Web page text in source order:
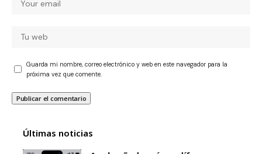
Guarda mi nombre, correo electrónico y web en este navegador para la
próxima vez que comente.
Últimas noticias